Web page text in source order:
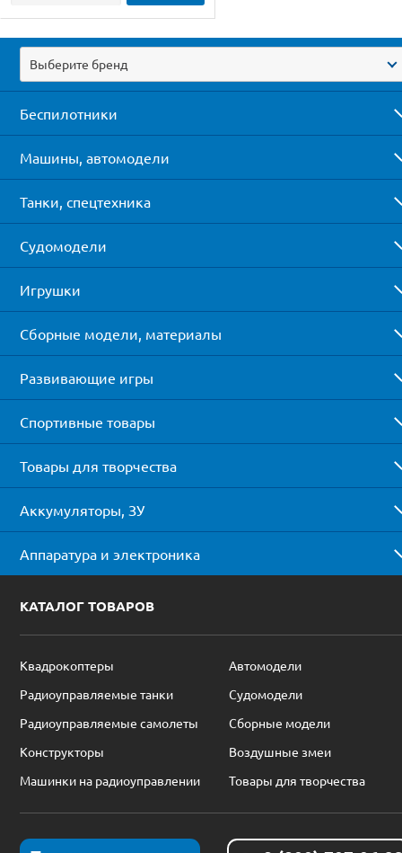
Выберите бренд
Беспилотники
Машины, автомодели
Танки, спецтехника
Судомодели
Игрушки
Сборные модели, материалы
Развивающие игры
Спортивные товары
Товары для творчества
Аккумуляторы, ЗУ
Аппаратура и электроника
КАТАЛОГ ТОВАРОВ
Квадрокоптеры
Автомодели
Радиоуправляемые танки
Судомодели
Радиоуправляемые самолеты
Сборные модели
Конструкторы
Воздушные змеи
Машинки на радиоуправлении
Товары для творчества